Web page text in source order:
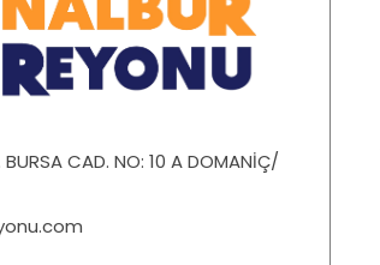
BURSA CAD. NO: 10 A DOMANİÇ/